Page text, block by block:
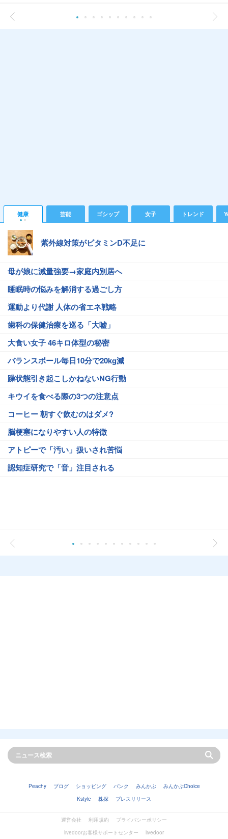
健康 芸能 ゴシップ 女子 トレンド
紫外線対策がビタミンD不足に
母が娘に減量強要→家庭内別居へ
睡眠時の悩みを解消する過ごし方
運動より代謝 人体の省エネ戦略
歯科の保健治療を巡る「大嘘」
大食い女子 46キロ体型の秘密
バランスボール毎日10分で20kg減
躁状態引き起こしかねないNG行動
キウイを食べる際の3つの注意点
コーヒー 朝すぐ飲むのはダメ?
脳梗塞になりやすい人の特徴
アトピーで「汚い」扱いされ苦悩
認知症研究で「音」注目される
Peachy ブログ ショッピング バンク みんかぶ
みんかぶChoice
Kstyle
株探 プレスリリース
運営会社 利用規約
プライバシーポリシー
livedoorお客様サポートセンター
livedoor